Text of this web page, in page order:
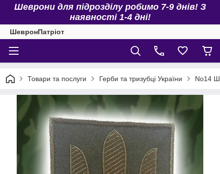
Шеврони для підрозділу робимо 7-9 днів! З
наявності 1-4 дні!
ШевронПатріот
Товари та послуги Герби та тризубці України No14